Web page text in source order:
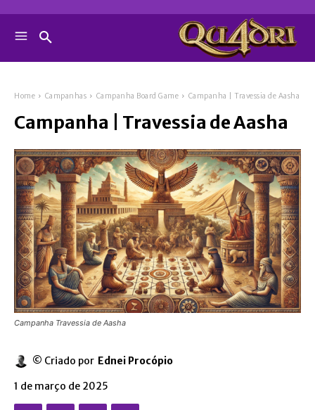
Home Campanhas Campanha Board Game Campanha | Travessia de Aasha
Campanha | Travessia de Aasha
Campanha Travessia de Aasha
© Criado por Ednei Procópio
1 de março de 2025